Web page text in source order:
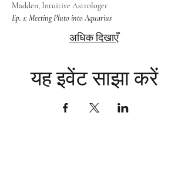
Madden, Intuitive Astrologer
Ep. 1: Meeting Pluto into Aquarius
अधिक दिखाएँ
यह इवेंट साझा करें